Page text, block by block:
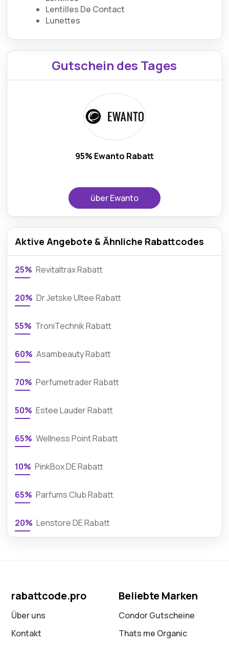
Lentilles De Contact
Lunettes
Gutschein des Tages
95% Ewanto Rabatt
über Ewanto
Aktive Angebote & Ähnliche Rabattcodes
25% Revitaltrax Rabatt
20% Dr Jetske Ultee Rabatt
55% TroniTechnik Rabatt
60% Asambeauty Rabatt
70% Perfumetrader Rabatt
50% Estee Lauder Rabatt
65% Wellness Point Rabatt
10% PinkBox DE Rabatt
65% Parfums Club Rabatt
20% Lenstore DE Rabatt
rabattcode.pro
Über uns
Kontakt
Beliebte Marken
Condor Gutscheine
Thats me Organic